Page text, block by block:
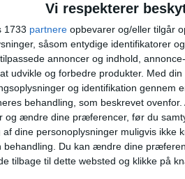
Vi respekterer
1733 partnere opbevarer og/eller tilgår
såsom entydige identifikatorer
annoncer og indhold,
udvikle og forbedre produkter. Med
og identifikation gennem
behandling, som beskrevet
og ændre dine præferencer, før du
af dine personoplysninger muligvis
Du kan ændre dine
tilbage til dette websted og klikke på